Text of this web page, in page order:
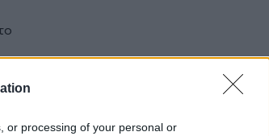
or processing of your personal or
του
20:57